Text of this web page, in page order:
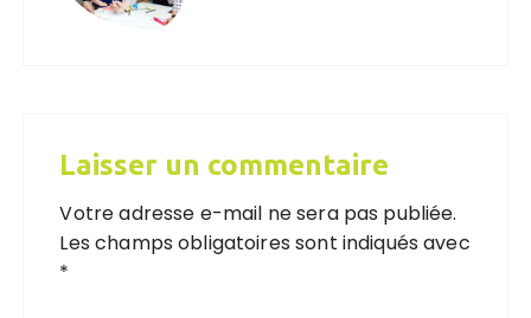
Laisser un commentaire
Votre adresse e-mail ne sera pas publiée.
Les champs obligatoires sont indiqués avec
*